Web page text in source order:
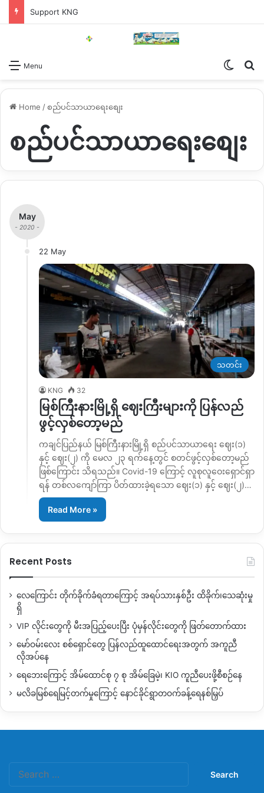
Support KNG
Menu
Home /စည်ပင်သာယာရေးစျေး
စည်ပင်သာယာရေးစျေး
May
- 2020 -
22 May
သတင်း
KNG 32
မြစ်ကြီးနားမြို့ရှိ ဈေးကြီးများကို ပြန်လည်
ဖွင့်လှစ်တော့မည်
ကချင်ပြည်နယ် မြစ်ကြီးနားမြို့ရှိ စည်ပင်သာယာရေး ဈေး(၁)
နှင့် ဈေး(၂) ကို မေလ ၂၃ ရက်နေ့တွင် စတင်ဖွင့်လှစ်တော့မည်
ဖြစ်ကြောင်း သိရသည်။ Covid-19 ကြောင့် လူစုလူဝေးရှောင်ရှာ
ရန် တစ်လကျော်ကြာ ပိတ်ထားခဲ့ရသော ဈေး(၁) နှင့် ဈေး(၂)…
Read More »
Recent Posts
လေကြောင်း တိုက်ခိုက်ခံရတာကြောင့် အရပ်သားနှစ်ဦး ထိခိုက်၊သေဆုံးမှု
ရှိ
VIP လိုင်းတွေကို မီးအပြည့်ပေးပြီး ပုံမှန်လိုင်းတွေကို ဖြတ်တောက်ထား
မော်ဝမ်းလေး စစ်ရှောင်တွေ ပြန်လည်ထူထောင်ရေးအတွက် အကူညီ
လိုအပ်နေ
ရေဘေးကြောင့် အိမ်ထောင်စု ၇ စု အိမ်ခြေမဲ့၊ KIO ကူညီပေးဖို့စီစဉ်နေ
မလိခမြစ်ရေမြင့်တက်မှုကြောင့် နောင်ခိုင်ရွာတဝက်ခန့်ရေနစ်မြှပ်